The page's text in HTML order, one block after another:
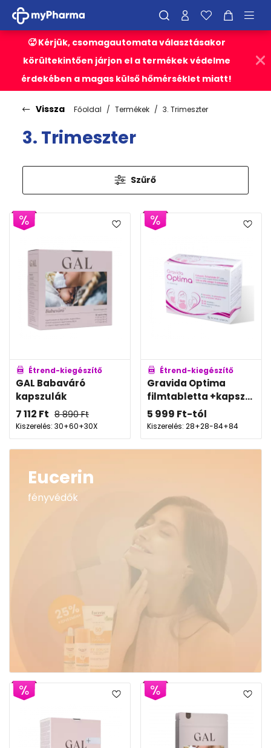
🥵 Kérjük, csomagautomata választásakor
körültekintően járjon el a termékek védelme
érdekében a magas külső hőmérséklet miatt!
Vissza Főoldal Termékek 3. Trimeszter
3. Trimeszter
Szűrő
Étrend-kiegészítő
GAL Babaváró
kapszulák
7 112 Ft 8 890Ft
Kiszerelés: 30+60+30X
Étrend-kiegészítő
Gravida Optima
filmtabletta +kapsz...
5 999 Ft-tól
Kiszerelés: 28+28-84+84
Eucerin
fényvédők